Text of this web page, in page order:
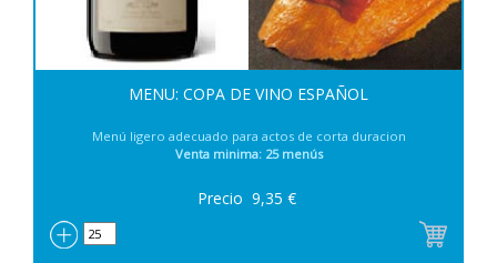
MENU: COPA DE VINO ESPAÑOL
Menú ligero adecuado para actos de corta duracion
Venta minima: 25 menús
Precio 9,35 €